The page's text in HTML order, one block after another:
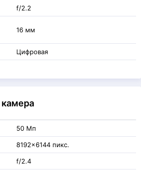
f/2.2
16 мм
Цифровая
50 Мп
8192x6144 пикс.
f/2.4